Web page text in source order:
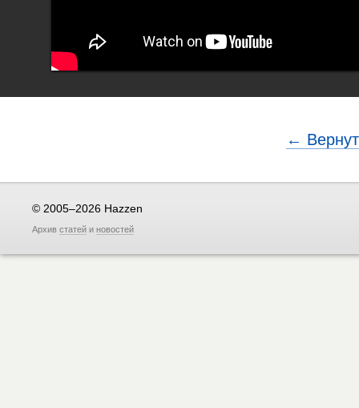
←
© 2005–2026 Hazzen
Архив статей и новостей